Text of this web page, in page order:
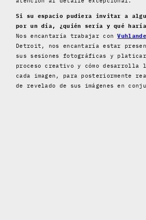
Si su espacio pudiera invitar a
por un día, ¿quién sería y qué
Nos encantaría trabajar con
Detroit, nos encantaría estar
sus sesiones fotográficas y
proceso creativo y cómo desarrolla
cada imagen, para posteriormente
de revelado de sus imágenes en